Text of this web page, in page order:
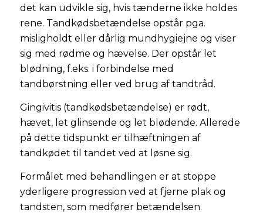
det kan udvikle sig, hvis tænderne ikke holdes
rene. Tandkødsbetændelse opstår pga.
misligholdt eller dårlig mundhygiejne og viser
sig med rødme og hævelse. Der opstår let
blødning, f.eks. i forbindelse med
tandbørstning eller ved brug af tandtråd.
Gingivitis (tandkødsbetændelse) er rødt,
hævet, let glinsende og let blødende. Allerede
på dette tidspunkt er tilhæftningen af
tandkødet til tandet ved at løsne sig.
Formålet med behandlingen er at stoppe
yderligere progression ved at fjerne plak og
tandsten, som medfører betændelsen.